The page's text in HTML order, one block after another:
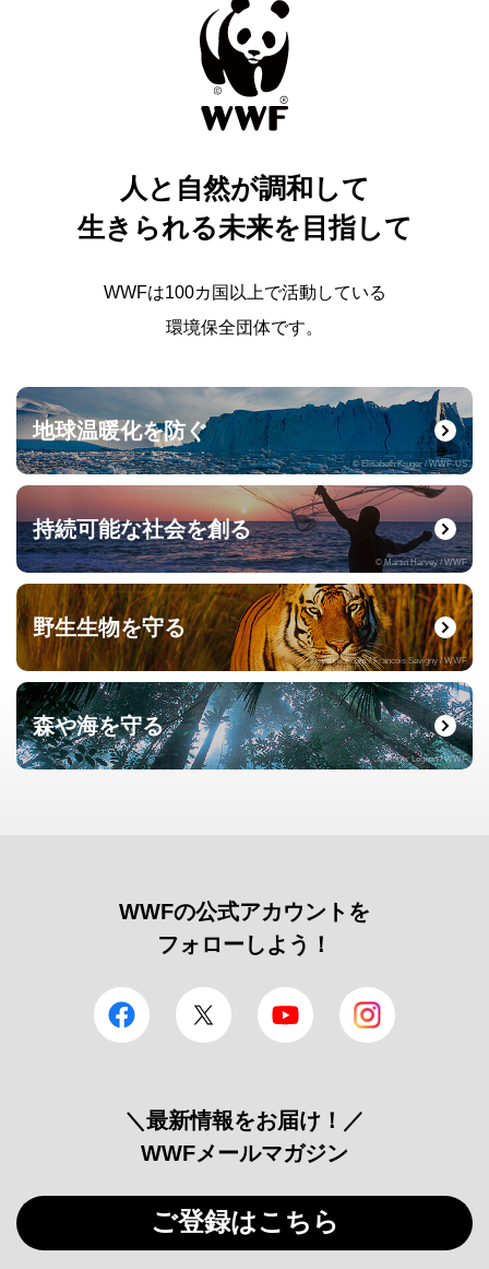
人と自然が調和して
生きられる未来を目指して
WWFは100カ国以上で活動している
環境保全団体です。
地球温暖化を防ぐ
© Elisabeth Kruger / WWF-US
持続可能な社会を創る
© Martin Harvey / WWF
野生生物を守る
© naturepl.com / Francois Savigny / WWF
森や海を守る
© Roger Leguen / WWF
WWFの公式アカウントを
フォローしよう！
facebook Twitter YouTube
＼最新情報をお届け！／
WWFメールマガジン
ご登録はこちら